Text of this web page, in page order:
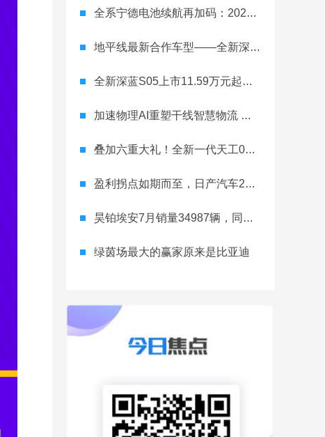
全系宁德电池续航再加码：2027款埃安RT上市，9.98万元起
地平线最新合作车型——全新深蓝S05正式上市！
全新深蓝S05上市11.59万元起，全球时尚激光智能SUV全面进阶
加速物理AI重塑干线智慧物流 智加科技战略合作图达通
叠加六重大礼！全新一代天工08 670 Max上市限时价17.99万元
盈利拐点如期而至，日产汽车26财年一季度财报释放稳健增长信号
昊铂埃安7月销量34987辆，同比增长31.74%，全新Ray系列蓄势待发
绿茵场最大的赢家原来是比亚迪